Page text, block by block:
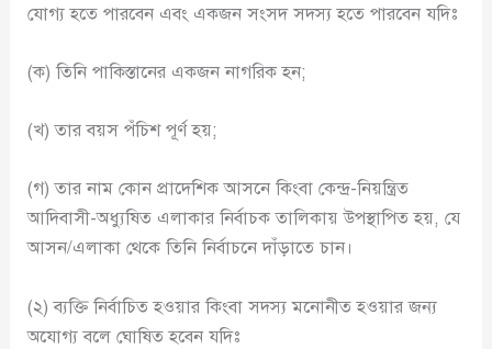
যোগ্য হতে পারবেন এবং একজন সংসদ সদস্য হতে পারবেন যদিঃ
(ক) তিনি পাকিস্তানের একজন নাগরিক হন;
(খ) তার বয়স পঁচিশ পূর্ণ হয়;
(গ) তার নাম কোন প্রাদেশিক আসনে কিংবা কেন্দ্র-নিয়ন্ত্রিত
আদিবাসী-অধ্যুষিত এলাকার নির্বাচক তালিকায় উপস্থাপিত হয়, যে
আসন/এলাকা থেকে তিনি নির্বাচনে দাঁড়াতে চান।
(২) ব্যক্তি নির্বাচিত হওয়ার কিংবা সদস্য মনোনীত হওয়ার জন্য
অযোগ্য বলে ঘোষিত হবেন যদিঃ